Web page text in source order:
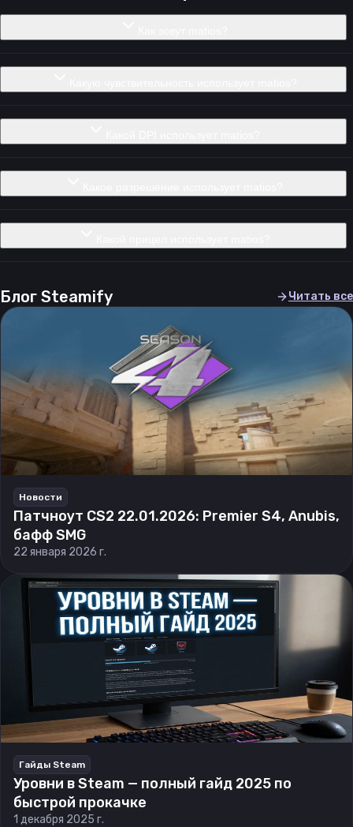
Блог Steamify Читать все
Новости
Патчноут CS2 22.01.2026: Premier S4, Anubis,
бафф SMG
22 января 2026 г.
Гайды Steam
Уровни в Steam — полный гайд 2025 по
быстрой прокачке
1 декабря 2025 г.